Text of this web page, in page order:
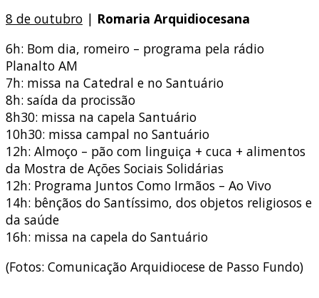
8 de outubro | Romaria Arquidiocesana
6h: Bom dia, romeiro – programa pela rádio
Planalto AM
7h: missa na Catedral e no Santuário
8h: saída da procissão
8h30: missa na capela Santuário
10h30: missa campal no Santuário
12h: Almoço – pão com linguiça + cuca + alimentos
da Mostra de Ações Sociais Solidárias
12h: Programa Juntos Como Irmãos – Ao Vivo
14h: bênçãos do Santíssimo, dos objetos religiosos e
da saúde
16h: missa na capela do Santuário
(Fotos: Comunicação Arquidiocese de Passo Fundo)